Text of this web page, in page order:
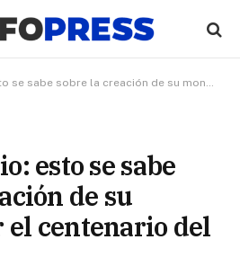
sobre la creación de su moneda por el centenario del club
esto se sabe
de su
el centenario del